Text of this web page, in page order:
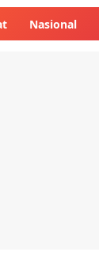
Nasional